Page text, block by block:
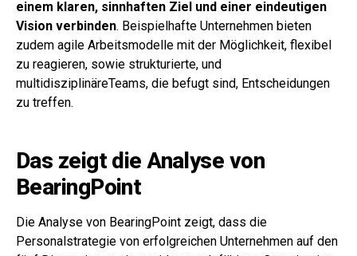
einem klaren, sinnhaften Ziel und einer eindeutigen
Vision verbinden. Beispielhafte Unternehmen bieten
zudem agile Arbeitsmodelle mit der Möglichkeit, flexibel
zu reagieren, sowie strukturierte, und
multidisziplinäreTeams, die befugt sind, Entscheidungen
zu treffen.
Das zeigt die Analyse von
BearingPoint
Die Analyse von BearingPoint zeigt, dass die
Personalstrategie von erfolgreichen Unternehmen auf den